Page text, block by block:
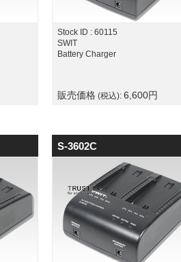
Stock ID : 60115
SWIT
Battery Charger
販売価格 (税込): 6,600円
S-3602C